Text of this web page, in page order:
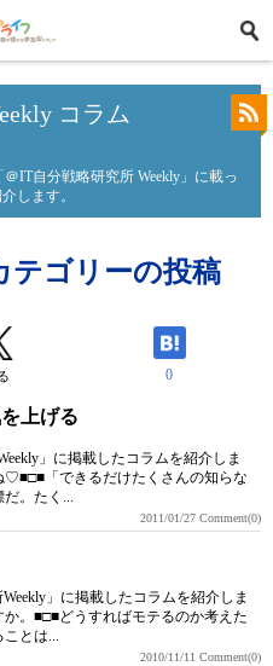
コラム
IT自分戦略研究所 Weekly」に載っ
します。
テゴリーの投稿
0
上げる
」に掲載したコラムを紹介しま
♡■□■「できるだけたくさんの知らな
。たく...
2011/01/27 Comment(0)
」に掲載したコラムを紹介しま
。■□■どうすればモテるのか考えた
とは...
2010/11/11 Comment(0)